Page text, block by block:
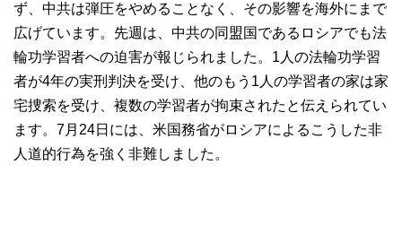
ず、中共は弾圧をやめることなく、その影響を海外にまで
広げています。先週は、中共の同盟国であるロシアでも法
輪功学習者への迫害が報じられました。1人の法輪功学習
者が4年の実刑判決を受け、他のもう1人の学習者の家は家
宅捜索を受け、複数の学習者が拘束されたと伝えられてい
ます。7月24日には、米国務省がロシアによるこうした非
人道的行為を強く非難しました。